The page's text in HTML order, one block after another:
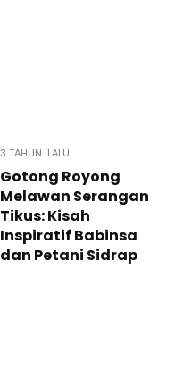
3 TAHUN LALU
Gotong Royong
Melawan Serangan
Tikus: Kisah
Inspiratif Babinsa
dan Petani Sidrap